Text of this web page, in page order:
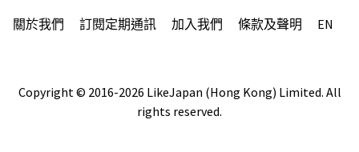
關於我們 訂閱定期通訊 加入我們 條款及聲明 EN
Copyright © 2016-2026 LikeJapan (Hong Kong) Limited. All
rights reserved.